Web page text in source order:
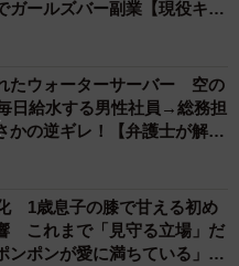
ガールズバー副業【現役キャ
たウォーターサーバー 空の
日給水する男性社員→総務担
かの逆ギレ！【弁護士が解
1歳息子の膝で甘える初め
これまで「見守る立場」だ
ポンが愛に満ちている」